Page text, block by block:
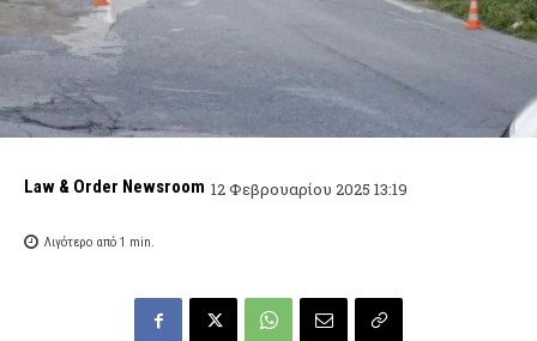
Law & Order Newsroom 12 Φεβρουαρίου 2025 13:19
Λιγότερο από 1 min.